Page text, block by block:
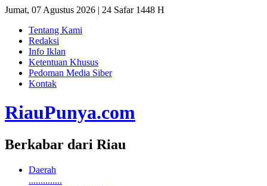
Jumat, 07 Agustus 2026 | 24 Safar 1448 H
Tentang Kami
Redaksi
Info Iklan
Ketentuan Khusus
Pedoman Media Siber
Kontak
RiauPunya.com
Berkabar dari Riau
Daerah
..............